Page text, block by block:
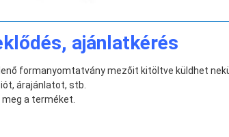
ajánlatkérés
formanyomtatvány mezőit kitöltve küldhet
árajánlatot, stb.
a terméket.